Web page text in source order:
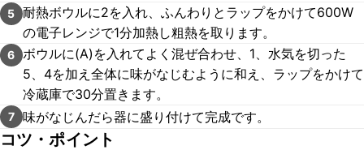
5 耐熱ボウルに2を入れ、ふんわりとラップをかけて600W
の電子レンジで1分加熱し粗熱を取ります。
6 ボウルに(A)を入れてよく混ぜ合わせ、1、水気を切った
5、4を加え全体に味がなじむように和え、ラップをかけて
冷蔵庫で30分置きます。
7 味がなじんだら器に盛り付けて完成です。
コツ・ポイント